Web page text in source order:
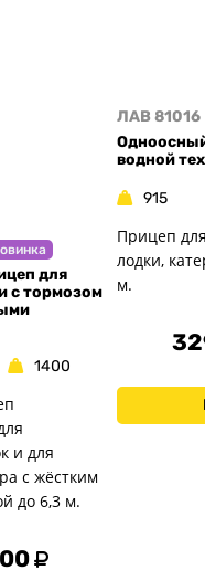
для
с тормозом
1400
и для
с жёстким
до 6,3 м.
ЛАВ 81016
водной
915
Прицеп
лодки,
м.